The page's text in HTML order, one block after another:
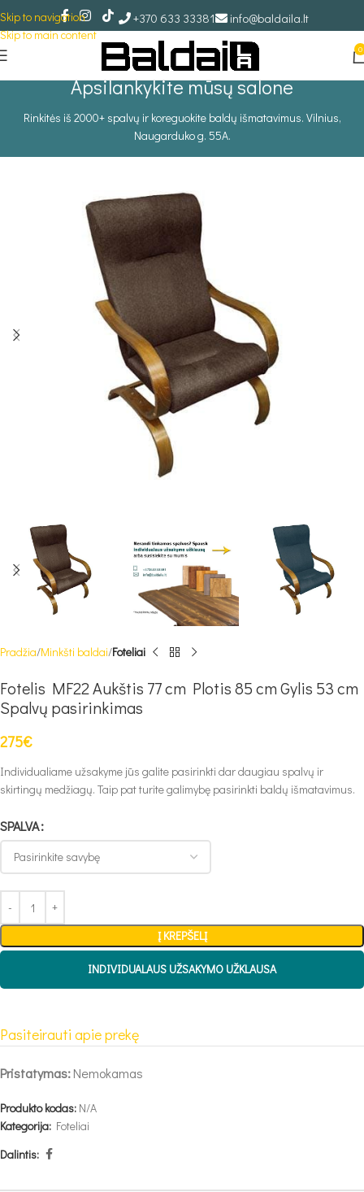
Skip to navigation
Skip to main content
+370 633 33381 info@baldaila.lt
0
Apsilankykite mūsų salone
Rinkitės iš 2000+ spalvų ir koreguokite baldų išmatavimus. Vilnius,
Naugarduko g. 55A.
Pradžia Minkšti baldai Foteliai
Fotelis MF22 Aukštis 77 cm Plotis 85 cm Gylis 53 cm
Spalvų pasirinkimas
275€
Individualiame užsakyme jūs galite pasirinkti dar daugiau spalvų ir
skirtingų medžiagų. Taip pat turite galimybę pasirinkti baldų išmatavimus.
SPALVA
Į KREPŠELĮ
INDIVIDUALAUS UŽSAKYMO UŽKLAUSA
Pasiteirauti apie prekę
Pristatymas:Nemokamas
Produkto kodas: N/A
Kategorija: Foteliai
Dalintis: